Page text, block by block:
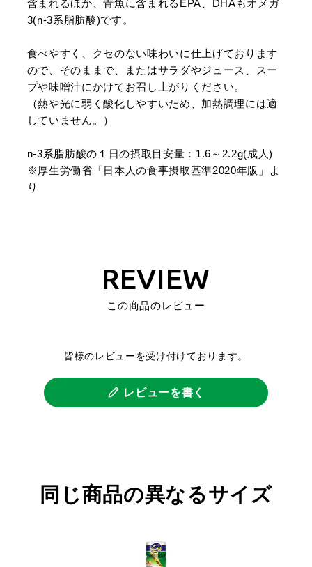
含まれるほか、青魚に含まれるEPA、DHAもオメガ
3(n-3系脂肪酸)です。
食べやすく、クセのない味わいに仕上げております
ので、そのままで、またはサラダやジュース、スー
プや味噌汁にかけてお召し上がりください。
（熱や光に弱く酸化しやすいため、加熱調理には適
していません。）
n-3系脂肪酸の１日の摂取目安量：1.6～2.2g(成人)
※厚生労働省「日本人の食事摂取基準2020年版」よ
り
REVIEW
この商品のレビュー
皆様のレビューを受け付けております。
レビューを書く
同じ商品の異なるサイズ